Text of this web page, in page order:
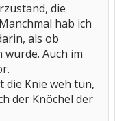
die
hab ich
als ob
Auch im
die Knie weh tun,
der Knöchel der